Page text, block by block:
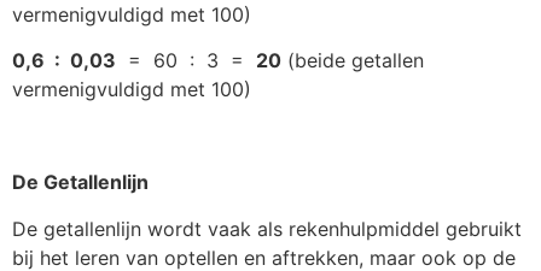
vermenigvuldigd met 100)
0,6 : 0,03 = 60 : 3 = 20 (beide getallen
vermenigvuldigd met 100)
De Getallenlijn
De getallenlijn wordt vaak als rekenhulpmiddel gebruikt
bij het leren van optellen en aftrekken, maar ook op de